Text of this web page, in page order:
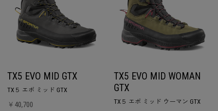
TX5 EVO MID GTX
TX５ エボ ミッド GTX
￥40,700
TX5 EVO MID WOMAN
GTX
TX５ エボ ミッド ウーマン GTX